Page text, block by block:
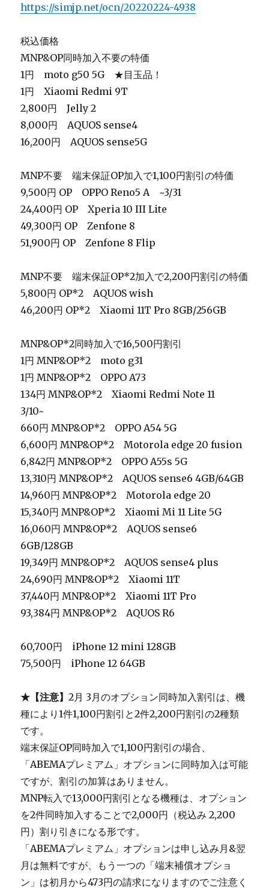
https://simjp.net/ocn/20220224-4938
税込価格
MNP&OP同時加入不要の特価
1円 moto g50 5G ★目玉品！
1円 Xiaomi Redmi 9T
2,800円 Jelly 2
8,000円 AQUOS sense4
16,200円 AQUOS sense5G
MNP不要 端末保証OP加入で1,100円割引の特価
9,500円 OP OPPO Reno5 A ~3/31
24,400円 OP Xperia 10 III Lite
49,300円 OP Zenfone 8
51,900円 OP Zenfone 8 Flip
MNP不要 端末保証OP*2加入で2,200円割引の特価
5,800円 OP*2 AQUOS wish
46,200円 OP*2 Xiaomi 11T Pro 8GB/256GB
MNP&OP*2同時加入で16,500円割引
1円 MNP&OP*2 moto g31
1円 MNP&OP*2 OPPO A73
134円 MNP&OP*2Xiaomi Redmi Note 11
3/10~
660円 MNP&OP*2 OPPO A54 5G
6,600円 MNP&OP*2 Motorola edge 20 fusion
6,842円 MNP&OP*2 OPPO A55s 5G
13,310円 MNP&OP*2 AQUOS sense6 4GB/64GB
14,960円 MNP&OP*2 Motorola edge 20
15,340円 MNP&OP*2 Xiaomi Mi 11 Lite 5G
16,060円 MNP&OP*2 AQUOS sense6
6GB/128GB
19,349円 MNP&OP*2 AQUOS sense4 plus
24,690円 MNP&OP*2 Xiaomi 11T
37,440円 MNP&OP*2 Xiaomi 11T Pro
93,384円 MNP&OP*2 AQUOS R6
60,700円 iPhone 12 mini 128GB
75,500円 iPhone 12 64GB
★【注意】2月 3月のオプション同時加入割引は、機
種により1件1,100円割引と2件2,200円割引の2種類
です。
端末保証OP同時加入で1,100円割引の場合、
「ABEMAプレミアム」オプションに同時加入は可能
ですが、割引の加算はありません。
MNP転入で13,000円割引となる機種は、オプション
を2件同時加入することで2,000円（税込み 2,200
円）割り引きになる形です。
「ABEMAプレミアム」オプションは申し込み月&翌
月は無料ですが、もう一つの「端末補償オプショ
ン」は初月から473円の請求になりますのでご注意く